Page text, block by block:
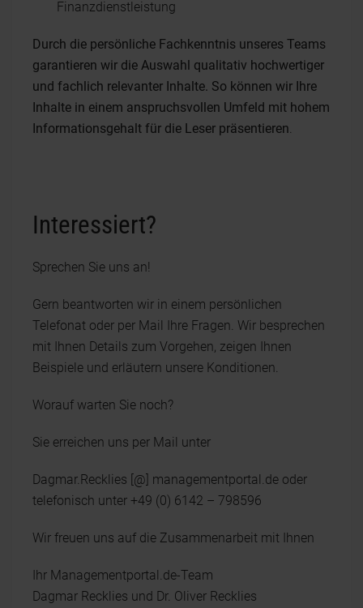
Finanzdienstleistung
Durch die persönliche Fachkenntnis unseres Teams
garantieren wir die Auswahl qualitativ hochwertiger
und fachlich relevanter Inhalte. So können wir Ihre
Inhalte in einem anspruchsvollen Umfeld mit hohem
Informationsgehalt für die Leser präsentieren.
Interessiert?
Sprechen Sie uns an!
Gern beantworten wir in einem persönlichen
Telefonat oder per Mail Ihre Fragen. Wir besprechen
mit Ihnen Details zum Vorgehen, zeigen Ihnen
Beispiele und erläutern unsere Konditionen.
Worauf warten Sie noch?
Sie erreichen uns per Mail unter
Dagmar.Recklies [@] managementportal.de oder
telefonisch unter +49 (0) 6142 – 798596
Wir freuen uns auf die Zusammenarbeit mit Ihnen
Ihr Managementportal.de-Team
Dagmar Recklies und Dr. Oliver Recklies